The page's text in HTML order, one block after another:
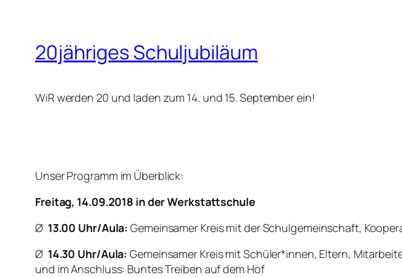
20jähriges Schuljubiläum
WiR werden 20 und laden zum 14. und 15. September ein!
Unser Programm im Überblick:
Freitag, 14.09.2018 in der Werkstattschule
Ø 13.00 Uhr/Aula: Gemeinsamer Kreis mit der Schulgemeinschaft,
Ø 14.30 Uhr/Aula: Gemeinsamer Kreis mit Schüler*innen, Eltern,
und im Anschluss: Buntes Treiben auf dem Hof